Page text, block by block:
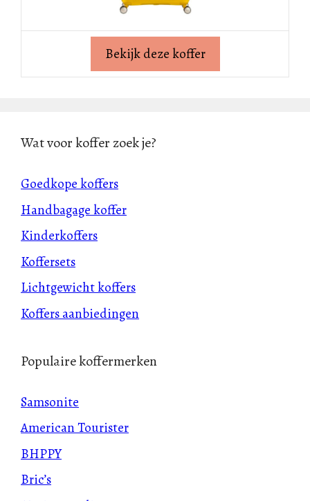
Bekijk deze koffer
Wat voor koffer zoek je?
Goedkope koffers
Handbagage koffer
Kinderkoffers
Koffersets
Lichtgewicht koffers
Koffers aanbiedingen
Populaire koffermerken
Samsonite
American Tourister
BHPPY
Bric’s